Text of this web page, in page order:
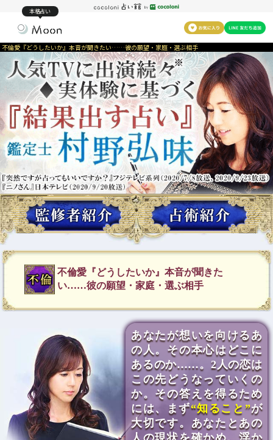
本格占い
不倫愛『どうしたいか』本音が聞きたい……彼の願望・家庭・選ぶ相手
不倫愛『どうしたいか』本音が聞きた
い……彼の願望・家庭・選ぶ相手
あなたが想いを向けるあ
の人。その本心はどこに
あるのか……。2人の恋は
この先どうなっていくの
か。その答えを得るため
には、まず“知ること”が
大切です。あなたとあの